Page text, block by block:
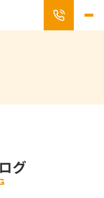
グ